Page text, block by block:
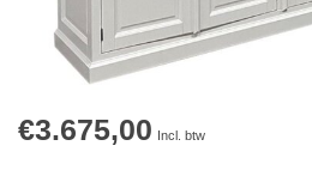
€3.675,00 Incl. btw